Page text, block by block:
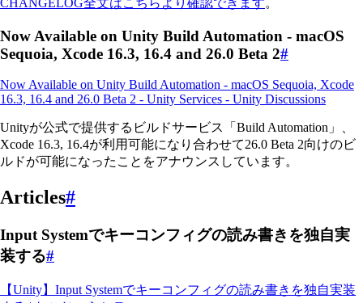
CHANGELOG全文はこちらより確認できます。
Now Available on Unity Build Automation - macOS
Sequoia, Xcode 16.3, 16.4 and 26.0 Beta 2#
Now Available on Unity Build Automation - macOS Sequoia, Xcode
16.3, 16.4 and 26.0 Beta 2 - Unity Services - Unity Discussions
Unityが公式で提供するビルドサービス「Build Automation」、
Xcode 16.3, 16.4が利用可能になり合わせて26.0 Beta 2向けのビ
ルドが可能になったことをアナウンスしています。
Articles#
Input Systemでキーコンフィグの読み書きを独自実
装する#
【Unity】Input Systemでキーコンフィグの読み書きを独自実装